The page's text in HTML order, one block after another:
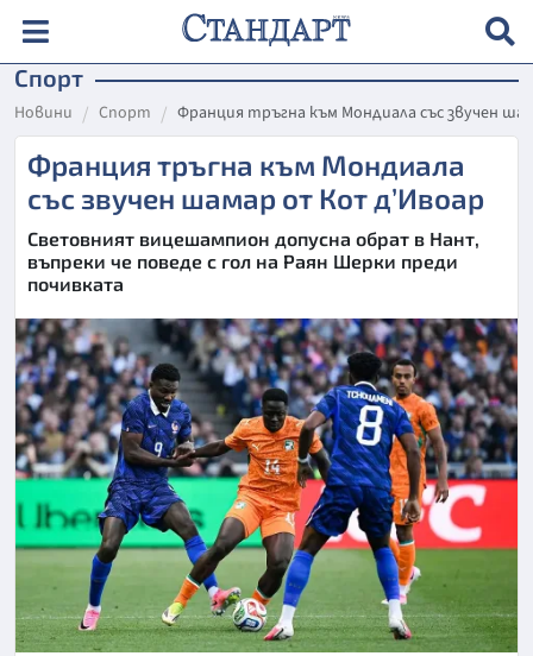
Спорт
Новини Спорт Франция тръгна към Мондиала със звучен
Франция тръгна към Мондиала
със звучен шамар от Кот д’Ивоар
Световният вицешампион допусна обрат в Нант,
въпреки че поведе с гол на Раян Шерки преди
почивката